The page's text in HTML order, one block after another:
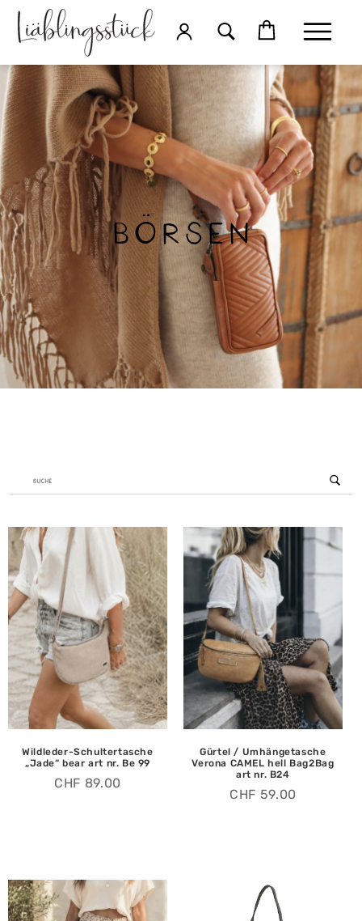
Börsen
Wildleder-Schultertasche
„Jade“ bear art nr. Be 99
CHF 89.00
Gürtel / Umhängetasche
Verona CAMEL hell Bag2Bag
art nr. B24
CHF 59.00